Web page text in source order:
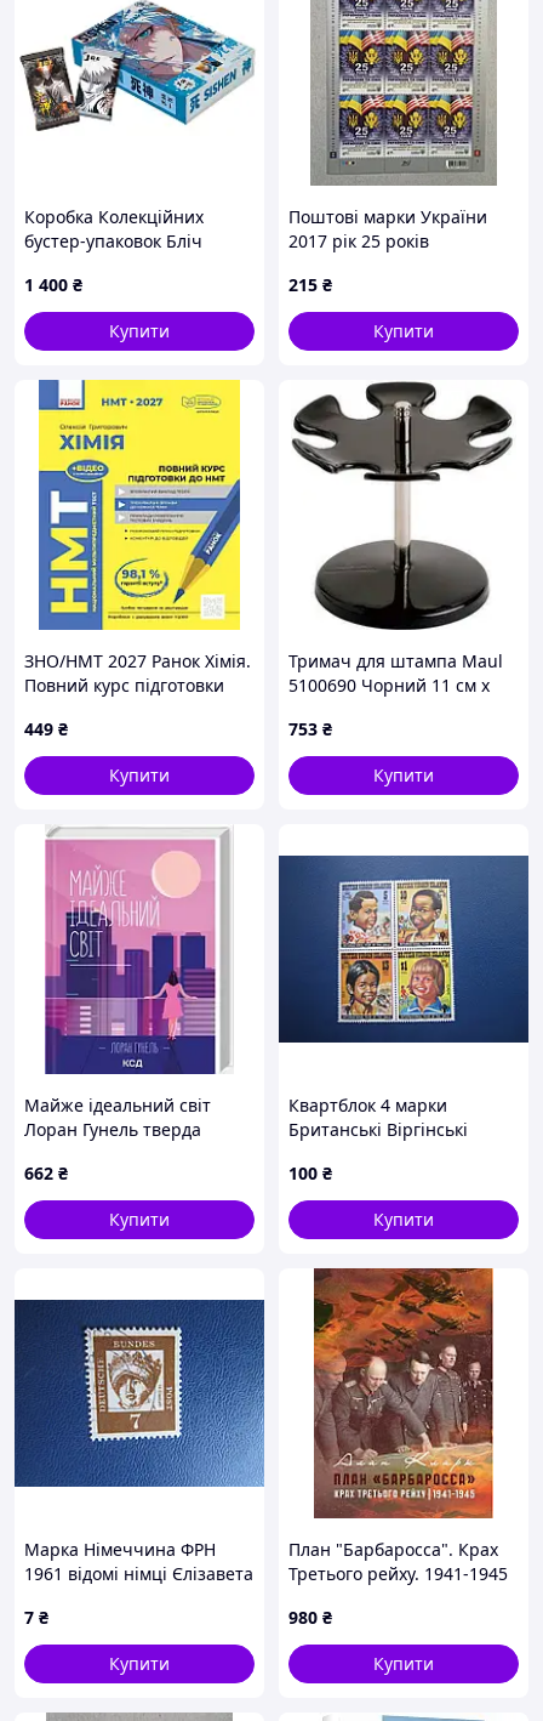
Коробка Колекційних
бустер-упаковок Бліч
1 400 ₴
Купити
Поштові марки України
2017 рік 25 років
дипломатичних відносин
між Україною і США
215 ₴
Купити
ЗНО/НМТ 2027 Ранок Хімія.
Повний курс підготовки
449 ₴
Купити
Тримач для штампа Maul
5100690 Чорний 11 см x
753 ₴
Купити
Майже ідеальний світ
Лоран Гунель тверда
662 ₴
Купити
Квартблок 4 марки
Британські Віргінські
MNH
100 ₴
Купити
Марка Німеччина ФРН
1961 відомі німці Єлізавета
7 ₴
Купити
План "Барбаросса". Крах
Третього рейху. 1941-1945
980 ₴
Купити